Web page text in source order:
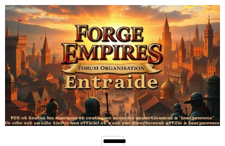
au
contenu